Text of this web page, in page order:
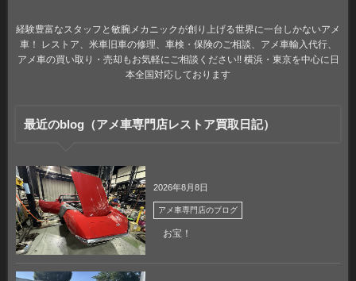
経験豊富なスタッフと敏腕メカニックが創り上げる世界に一台しかないアメ
車！ レストア、米車旧車の修理、車検・保険のご相談、アメ車輸入代行、
アメ車の買い取り・売却もお気軽にご相談ください!! 横浜・東京を中心に日
本全国対応しております
最近のblog（アメ車専門店レストア買取日記）
2026年8月8日
アメ車専門店のブログ
お宝！